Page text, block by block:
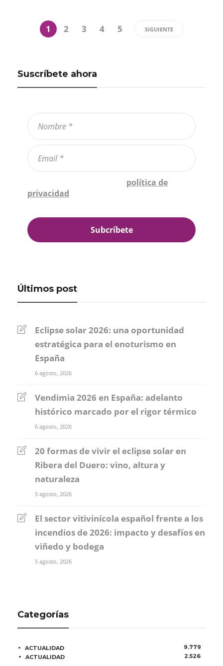
1 2 3 4 5 SIGUIENTE
Suscríbete ahora
política de
privacidad
Últimos post
Eclipse solar 2026: una oportunidad
estratégica para el enoturismo en
España
6 agosto, 2026
Vendimia 2026 en España: adelanto
histórico marcado por el rigor térmico
6 agosto, 2026
20 formas de vivir el eclipse solar en
Ribera del Duero: vino, altura y
naturaleza
5 agosto, 2026
El sector vitivinícola español frente a los
incendios de 2026: impacto y desafíos en
viñedo y bodega
5 agosto, 2026
Categorías
ACTUALIDAD
9.779
ACTUALIDAD
2.526